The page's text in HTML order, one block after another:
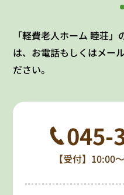
「軽費老人ホーム 睦荘
は、お電話もしくはメー
ださい。
045-
【受付】10:00